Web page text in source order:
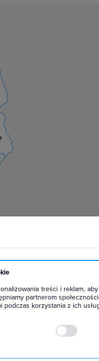
treści i reklam,
partnerom
korzystania z ich